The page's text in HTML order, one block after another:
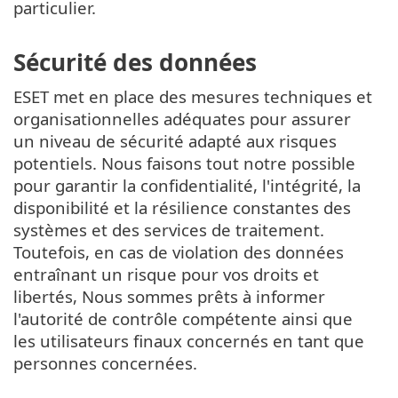
particulier.
Sécurité des données
ESET met en place des mesures techniques et
organisationnelles adéquates pour assurer
un niveau de sécurité adapté aux risques
potentiels. Nous faisons tout notre possible
pour garantir la confidentialité, l'intégrité, la
disponibilité et la résilience constantes des
systèmes et des services de traitement.
Toutefois, en cas de violation des données
entraînant un risque pour vos droits et
libertés, Nous sommes prêts à informer
l'autorité de contrôle compétente ainsi que
les utilisateurs finaux concernés en tant que
personnes concernées.